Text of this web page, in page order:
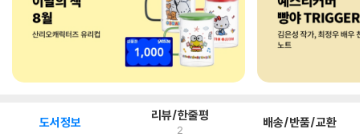
도서정보 리뷰/한줄평
2 배송/반품/교환